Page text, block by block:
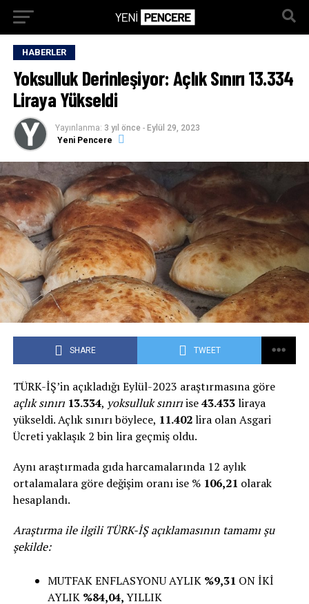
HABERLER
Yoksulluk Derinleşiyor: Açlık Sınırı 13.334
Liraya Yükseldi
Yayınlanma: 3 yıl önce - Eylül 29, 2023
Yeni Pencere
SHARE TWEET
TÜRK-İŞ’in açıkladığı Eylül-2023 araştırmasına göre
açlık sınırı 13.334, yoksulluk sınırıise43.433liraya
yükseldi. Açlık sınırı böylece, 11.402lira olan Asgari
Ücreti yaklaşık 2 bin lira geçmiş oldu.
Aynı araştırmada gıda harcamalarında 12 aylık
ortalamalara göre değişim oranı ise % 106,21 olarak
hesaplandı.
Araştırma ile ilgili TÜRK-İŞ açıklamasının tamamı şu
şekilde:
MUTFAK ENFLASYONU AYLIK %9,31 ON İKİ
AYLIK %84,04,YILLIK